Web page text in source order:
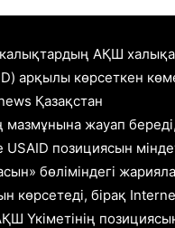
АҚШ
арқылы көрсеткен
Қазақстан
жауап
позициясын
бөліміндегі
көрсетеді, бірақ
Үкіметінің